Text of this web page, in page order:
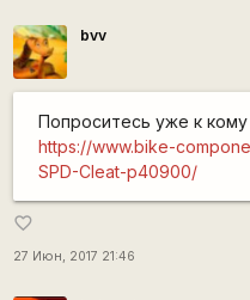
bvv
Попроситесь уже к кому
https://www.bike-
SPD-Cleat-p40900/
favorite_border
27 Июн, 2017 21:46